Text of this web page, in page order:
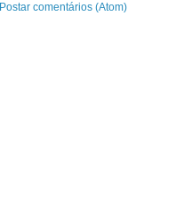
Postar comentários (Atom)